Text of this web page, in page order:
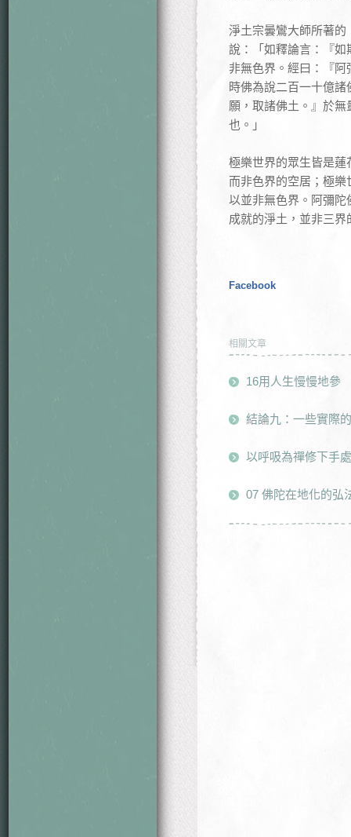
淨土宗曇鸞大師所著
說：「如釋論言：『
非無色界。經曰：『
時佛為說二百一十億
願，取諸佛土。』於
也。」
極樂世界的眾生皆是
而非色界的空居；極
以並非無色界。阿彌
成就的淨土，並非三
Facebook
相關文章
16用人生慢慢地參
結論九：一些實際
以呼吸為禪修下手處
07 佛陀在地化的弘